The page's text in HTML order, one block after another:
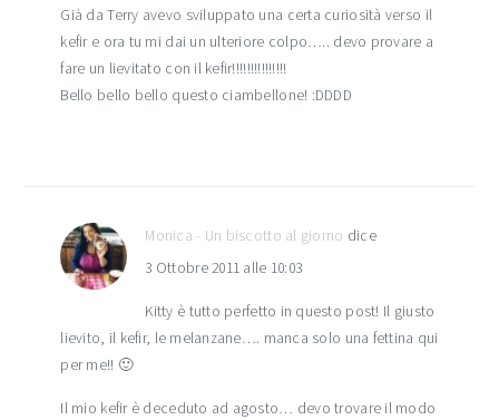
Già da Terry avevo sviluppato una certa curiosità verso il
kefir e ora tu mi dai un ulteriore colpo….. devo provare a
fare un lievitato con il kefir!!!!!!!!!!!!!!!
Bello bello bello questo ciambellone! :DDDD
Monica - Un biscotto al giorno dice
3 Ottobre 2011 alle 10:03
Kitty è tutto perfetto in questo post! Il giusto
lievito, il kefir, le melanzane…. manca solo una fettina qui
per me!! 🙂
Il mio kefir è deceduto ad agosto… devo trovare il modo